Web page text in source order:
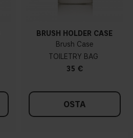
BRUSH HOLDER CASE
Brush Case
TOILETRY BAG
35 €
OSTA